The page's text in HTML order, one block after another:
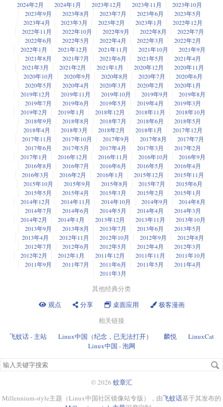
2024年2月 2024年1月 2023年12月 2023年11月
2023年10月
2023年9月
2023年8月 2023年7月 2023年6月
2023年5月
2023年4月
2023年3月 2023年2月 2023年1月
2022年12月
2022年11月
2022年10月 2022年9月 2022年8月
2022年7月
2022年6月
2022年5月 2022年4月 2022年3月
2022年2月
2022年1月
2021年12月 2021年11月 2021年10月
2021年9月
2021年8月
2021年7月 2021年6月 2021年5月
2021年4月
2021年3月
2021年2月 2021年1月 2020年12月
2020年11月
2020年10月
2020年9月 2020年8月 2020年7月
2020年6月
2020年5月
2020年4月 2020年3月 2020年2月
2020年1月
2019年12月
2019年11月 2019年10月 2019年9月
2019年8月
2019年7月
2019年6月 2019年5月 2019年4月
2019年3月
2019年2月
2019年1月 2018年12月 2018年11月
2018年10月
2018年9月
2018年8月 2018年7月 2018年6月
2018年5月
2018年4月
2018年3月 2018年2月 2018年1月
2017年12月
2017年11月
2017年10月 2017年9月 2017年8月
2017年7月
2017年6月
2017年5月 2017年4月 2017年3月
2017年2月
2017年1月
2016年12月 2016年11月 2016年10月
2016年9月
2016年8月
2016年7月 2016年6月 2016年5月
2016年4月
2016年3月
2016年2月 2016年1月 2015年12月
2015年11月
2015年10月
2015年9月 2015年8月 2015年7月
2015年6月
2015年5月
2015年4月 2015年3月 2015年2月
2015年1月
2014年12月
2014年11月 2014年10月 2014年9月
2014年8月
2014年7月
2014年6月 2014年5月 2014年4月
2014年3月
2014年2月
2014年1月 2013年12月 2013年11月
2013年10月
2013年9月
2013年8月 2013年7月 2013年6月
2013年5月
2013年4月
2012年11月 2012年10月 2012年9月
2012年8月
2012年7月
2012年6月 2012年5月 2012年4月
2012年3月
2012年2月
2012年1月 2011年12月 2011年11月
2011年10月
2011年9月
2011年7月 2011年6月 2011年5月
2011年4月
2011年3月
其他经典分类
观点
分享 桌面应用
极客漫画
相关链接
飞蚊话 - 主站
Linux中国（纪念，已无法打开） 麟悦
LinuxCat
Linux中国 - 泡网
搜
字
© 2026 蚊章汇
Millennium-style主题（Linux中国社区镜像站专版），由飞蚊话基于其发布的